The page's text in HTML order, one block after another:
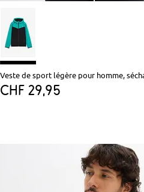
CHF 29,95